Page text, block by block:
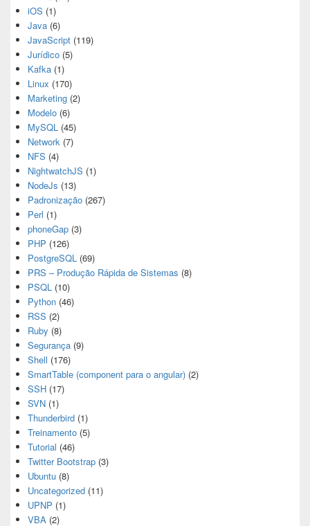
iOS (1)
Java (6)
JavaScript (119)
Jurídico (5)
Kafka (1)
Linux (170)
Marketing (2)
Modelo (6)
MySQL (45)
Network (7)
NFS (4)
NightwatchJS (1)
NodeJs (13)
Padronização (267)
Perl (1)
phoneGap (3)
PHP (126)
PostgreSQL (69)
PRS – Produção Rápida de Sistemas (8)
PSQL (10)
Python (46)
RSS (2)
Ruby (8)
Segurança (9)
Shell (176)
SmartTable (component para o angular) (2)
SSH (17)
SVN (1)
Thunderbird (1)
Treinamento (5)
Tutorial (46)
Twitter Bootstrap (3)
Ubuntu (8)
Uncategorized (11)
UPNP (1)
VBA (2)